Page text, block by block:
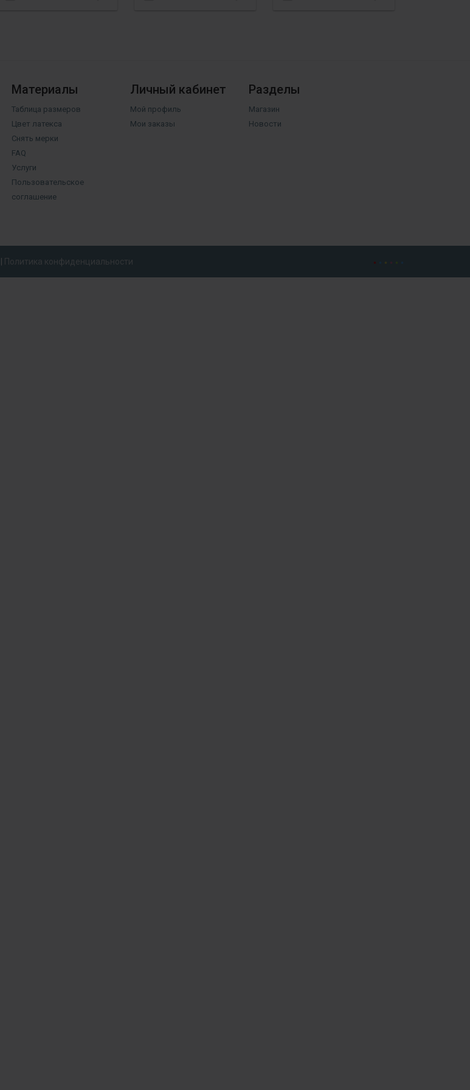
Материалы
Таблица размеров
Цвет латекса
Снять мерки
FAQ
Услуги
Пользовательское
соглашение
Личный кабинет
Мой профиль
Мои заказы
Разделы
Магазин
Новости
Политика конфиденциальности